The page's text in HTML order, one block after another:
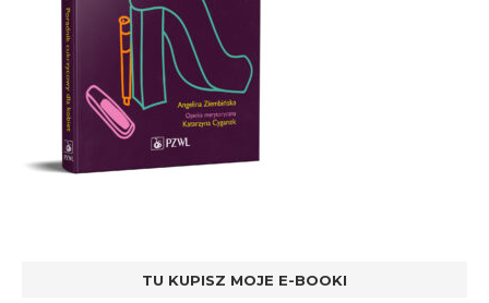
TU KUPISZ MOJE E-BOOKI